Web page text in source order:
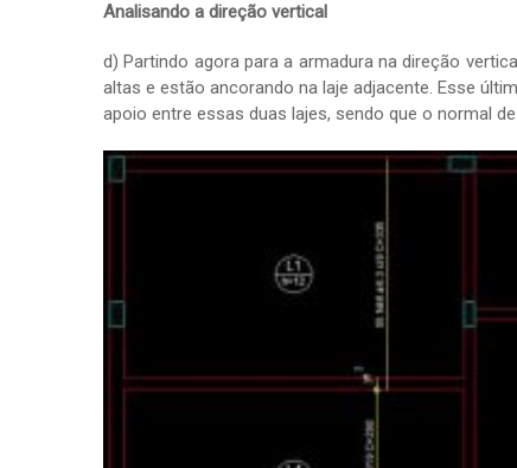
Analisando a direção vertical
d) Partindo agora para a armadura na direção
altas e estão ancorando na laje adjacente. Esse
apoio entre essas duas lajes, sendo que o normal